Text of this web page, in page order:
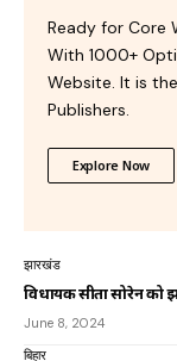
Ready for Core
With 1000+
Website. It is
Publishers.
Explore Now
झारखंड
विधायक सीता सोरेन को
June 8, 2024
बिहार